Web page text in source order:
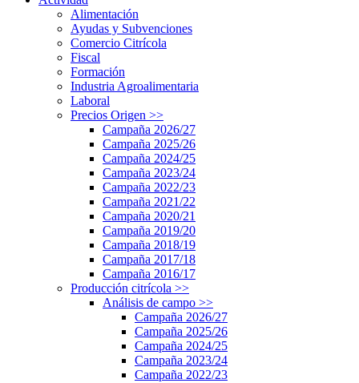
Alimentación
Ayudas y Subvenciones
Comercio Citrícola
Fiscal
Formación
Industria Agroalimentaria
Laboral
Precios Origen >>
Campaña 2026/27
Campaña 2025/26
Campaña 2024/25
Campaña 2023/24
Campaña 2022/23
Campaña 2021/22
Campaña 2020/21
Campaña 2019/20
Campaña 2018/19
Campaña 2017/18
Campaña 2016/17
Producción citrícola >>
Análisis de campo >>
Campaña 2026/27
Campaña 2025/26
Campaña 2024/25
Campaña 2023/24
Campaña 2022/23